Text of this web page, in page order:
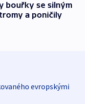
bouřky se silným
a poničily
evropskými